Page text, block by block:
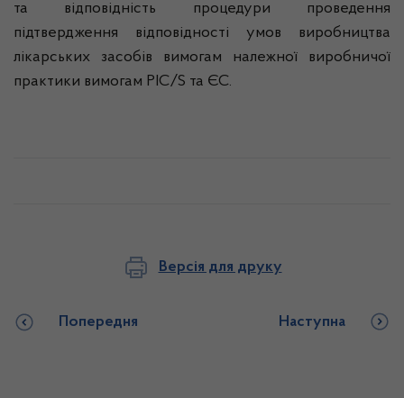
та відповідність процедури проведення
підтвердження відповідності умов виробництва
лікарських засобів вимогам належної виробничої
практики вимогам PIC/S та ЄС.
Версія для друку
Попередня Наступна